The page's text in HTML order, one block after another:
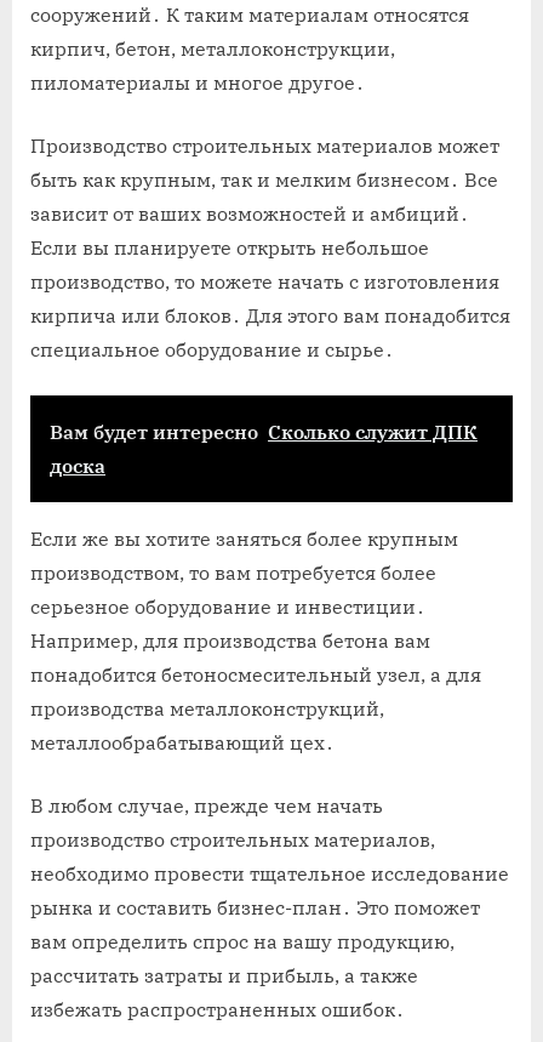
сооружений․ К таким материалам относятся
кирпич, бетон, металлоконструкции,
пиломатериалы и многое другое․
Производство строительных материалов может
быть как крупным, так и мелким бизнесом․ Все
зависит от ваших возможностей и амбиций․
Если вы планируете открыть небольшое
производство, то можете начать с изготовления
кирпича или блоков․ Для этого вам понадобится
специальное оборудование и сырье․
Вам будет интересно Сколько служит ДПК
доска
Если же вы хотите заняться более крупным
производством, то вам потребуется более
серьезное оборудование и инвестиции․
Например, для производства бетона вам
понадобится бетоносмесительный узел, а для
производства металлоконструкций,
металлообрабатывающий цех․
В любом случае, прежде чем начать
производство строительных материалов,
необходимо провести тщательное исследование
рынка и составить бизнес-план․ Это поможет
вам определить спрос на вашу продукцию,
рассчитать затраты и прибыль, а также
избежать распространенных ошибок․